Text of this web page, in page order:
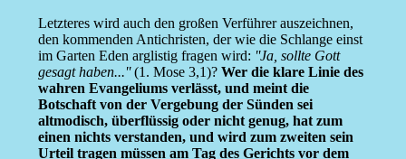
Letzteres wird auch den großen Verführer auszeichnen,
den kommenden Antichristen, der wie die Schlange einst
im Garten Eden arglistig fragen wird: ''Ja, sollte Gott
gesagt haben...''(1. Mose 3,1)? Wer die klare Linie des
wahren Evangeliums verlässt, und meint die
Botschaft von der Vergebung der Sünden sei
altmodisch, überflüssig oder nicht genug, hat zum
einen nichts verstanden, und wird zum zweiten sein
Urteil tragen müssen am Tag des Gerichts vor dem